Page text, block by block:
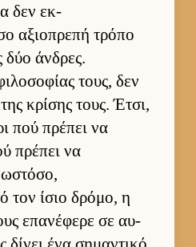
δεν εκ­
αξιο­πρεπή τρόπο
δύο άν­δρες.
τους, δεν
κρίσης τους. Έτσι,
πού πρέπει να
πρέπει να
τον ίσιο δρόμο, η
επανέφερε σε αυ­